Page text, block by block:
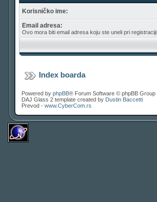
Korisničko ime:
Email adresa:
Ovo mora biti email adresa koju ste uneli pri registraciji.
Index boarda
Powered by phpBB® Forum Software © phpBB Group
DAJ Glass 2 template created by Dustin Baccetti
Prevod - www.CyberCom.rs